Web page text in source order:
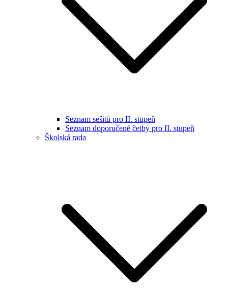
Seznam sešitů pro II. stupeň
Seznam doporučené četby pro II. stupeň
Školská rada